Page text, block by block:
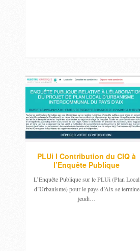
PLUi I Contribution du CIQ à
l’Enquête Publique
L’Enquête Publique sur le PLUi (Plan Local
d’Urbanisme) pour le pays d’Aix se termine
jeudi…